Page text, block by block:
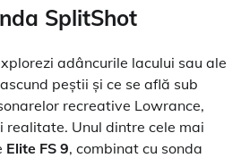
SplitShot
adâncurile lacului sau ale
peștii și ce se află sub
recreative Lowrance,
realitate. Unul dintre cele mai
Elite FS 9, combinat cu sonda